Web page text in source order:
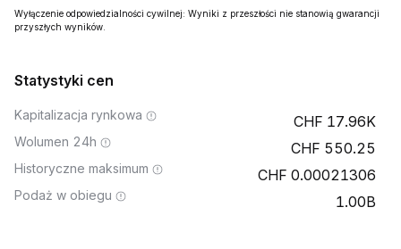
Wyłączenie odpowiedzialności cywilnej: Wyniki z przeszłości nie stanowią gwarancji
przyszłych wyników.
Statystyki cen
Kapitalizacja rynkowa 17.96K
Wolumen 24h 550.25
Historyczne maksimum 0.00021306
Podaż w obiegu 1.00B